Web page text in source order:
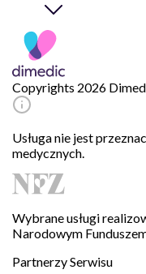
Copyrights 2026
Usługa nie jest
medycznych.
Wybrane usługi
Narodowym
Partnerzy Serwisu